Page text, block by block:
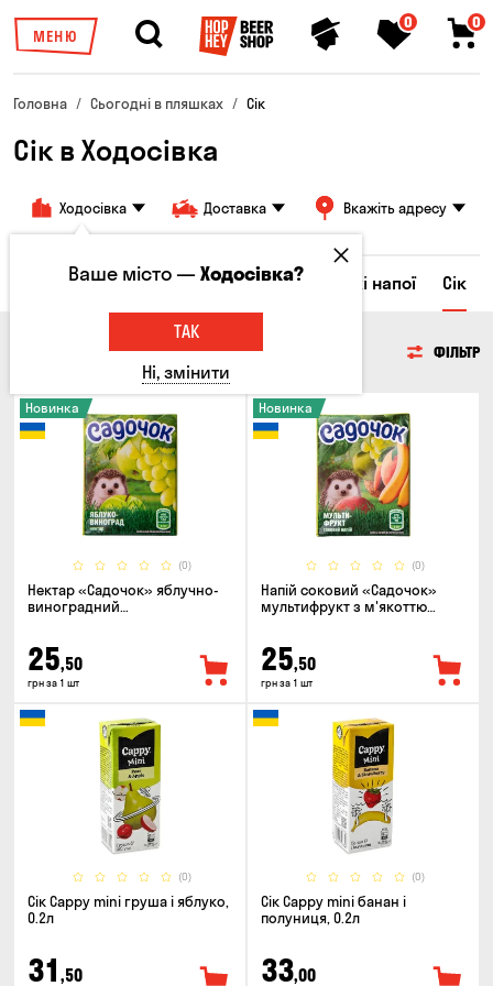
МЕНЮ
0 0
Головна Сьогодні в пляшках Сік
Сік в Ходосівка
Ходосівка Доставка Вкажіть адресу
Вода Енергетичні напої Солодкі напої Сік
ФІЛЬТР
(0)
Новинка
Нектар «Садочок» яблучно-
виноградний
25,50
грн за 1 шт
(0)
Новинка
Напій соковий «Садочок»
мультифрукт з м'якоттю
25,50
грн за 1 шт
(0)
Сік Cappy mini груша і яблуко,
0.2л
31 ,50
(0)
Сік Cappy mini банан і
полуниця, 0.2л
33,00
Ваше місто —Ходосівка?
ТАК
Ні, змінити